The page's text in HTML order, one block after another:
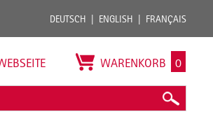
DEUTSCH ENGLISH FRANÇAIS
WARENKORB 0